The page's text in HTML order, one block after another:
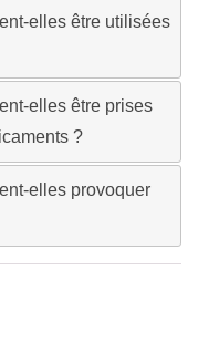
elles être utilisées
elles être prises
?
elles provoquer